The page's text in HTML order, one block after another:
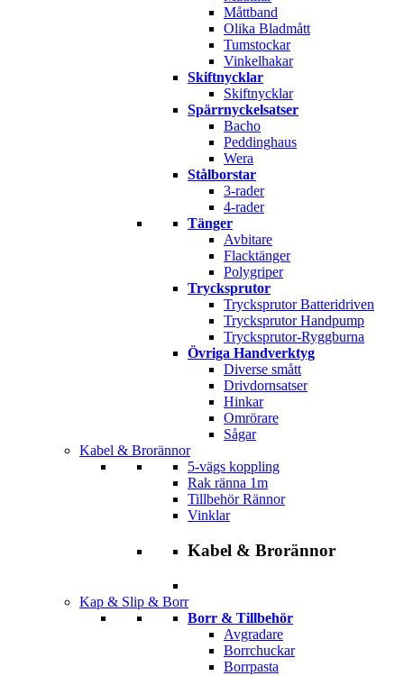
Måttband
Olika Bladmått
Tumstockar
Vinkelhakar
Skiftnycklar
Skiftnycklar
Spärrnyckelsatser
Bacho
Peddinghaus
Wera
Stålborstar
3-rader
4-rader
Tänger
Avbitare
Flacktänger
Polygriper
Trycksprutor
Trycksprutor Batteridriven
Trycksprutor Handpump
Trycksprutor-Ryggburna
Övriga Handverktyg
Diverse smått
Drivdornsatser
Hinkar
Omrörare
Sågar
Kabel & Brorännor
5-vägs koppling
Rak ränna 1m
Tillbehör Rännor
Vinklar
Kabel & Brorännor
Kap & Slip & Borr
Borr & Tillbehör
Avgradare
Borrchuckar
Borrpasta